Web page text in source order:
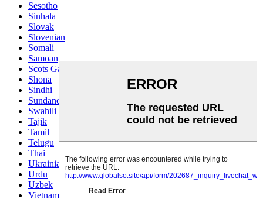
Sesotho
Sinhala
Slovak
Slovenian
Somali
Samoan
Scots Gaelic
Shona
Sindhi
Sundanese
Swahili
Tajik
Tamil
Telugu
Thai
Ukrainian
Urdu
Uzbek
Vietnamese